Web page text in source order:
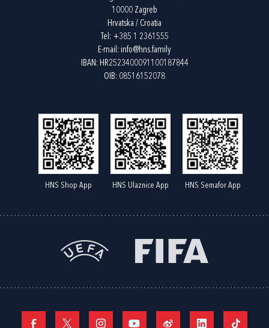
10000 Zagreb
Hrvatska / Croatia
Tel: +385 1 2361555
E-mail: info@hns.family
IBAN: HR2523400091100187844
OIB: 08516152078
HNS Shop App HNS Ulaznice App HNS Semafor App